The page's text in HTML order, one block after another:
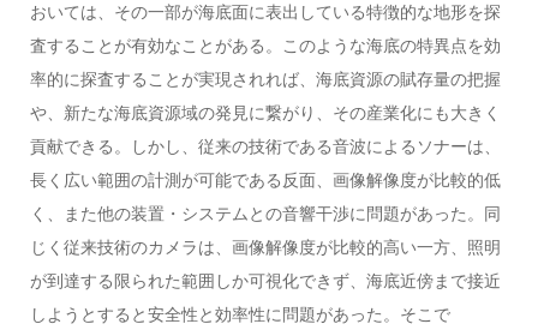
おいては、その一部が海底面に表出している特徴的な地形を探
査することが有効なことがある。このような海底の特異点を効
率的に探査することが実現されれば、海底資源の賦存量の把握
や、新たな海底資源域の発見に繋がり、その産業化にも大きく
貢献できる。しかし、従来の技術である音波によるソナーは、
長く広い範囲の計測が可能である反面、画像解像度が比較的低
く、また他の装置・システムとの音響干渉に問題があった。同
じく従来技術のカメラは、画像解像度が比較的高い一方、照明
が到達する限られた範囲しか可視化できず、海底近傍まで接近
しようとすると安全性と効率性に問題があった。そこで